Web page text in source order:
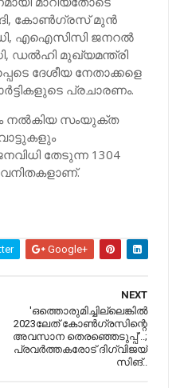
കോണ്‍ഗ്രസ് മുന്‍
എഐസിസി ജനറല്‍
ഡല്‍ഹി മുഖ്യമന്ത്രി
ദേശീയ നേതാക്കളെ
പ്രചാരണം.
നല്‍കിയ സംയുക്ത
തേടുന്ന 1304
വനിതകളാണ്.
Google+
NEXT
'ഒത്തൊരുമിച്ചില്ലെങ്കില്‍
2023ലേത് കോണ്‍ഗ്രസിന്റെ
അവസാന തെരഞ്ഞെടുപ്പ്'..;
പ്രവര്‍ത്തകരോട് ദിഗ്വിജയ്
സിങ്..